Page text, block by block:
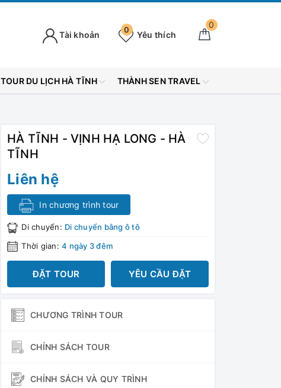
0
Yêu thích
0
Tài khoản
TOUR DU LỊCH HÀ TĨNH THÀNH SEN TRAVEL
HÀ TĨNH - VỊNH HẠ LONG - HÀ
TĨNH
Liên hệ
In chương trình tour
Di chuyển: Di chuyển bằng ô tô
Thời gian: 4 ngày 3 đêm
ĐẶT TOUR YÊU CẦU ĐẶT
CHƯƠNG TRÌNH TOUR
CHÍNH SÁCH TOUR
CHÍNH SÁCH VÀ QUY TRÌNH